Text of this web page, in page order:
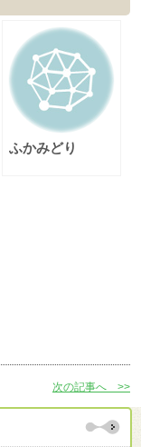
ふかみどり
次の記事へ >>